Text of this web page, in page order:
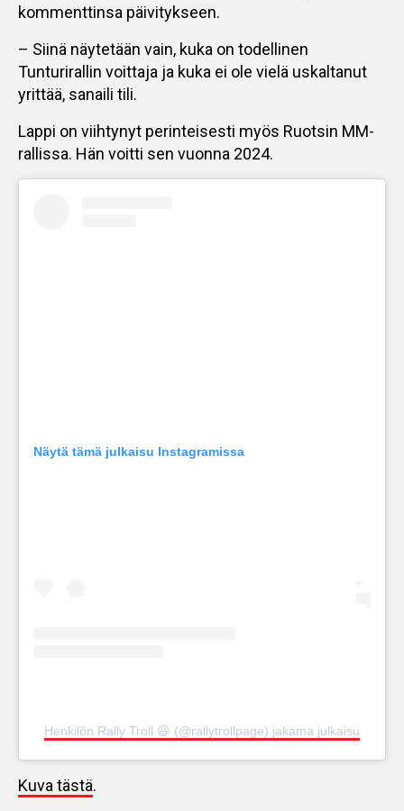
kommenttinsa päivitykseen.
– Siinä näytetään vain, kuka on todellinen
Tunturirallin voittaja ja kuka ei ole vielä uskaltanut
yrittää, sanaili tili.
Lappi on viihtynyt perinteisesti myös Ruotsin MM-
rallissa. Hän voitti sen vuonna 2024.
Näytä tämä julkaisu Instagramissa
Henkilön Rally Troll 😆 (@rallytrollpage) jakama julkaisu
Kuva tästä.